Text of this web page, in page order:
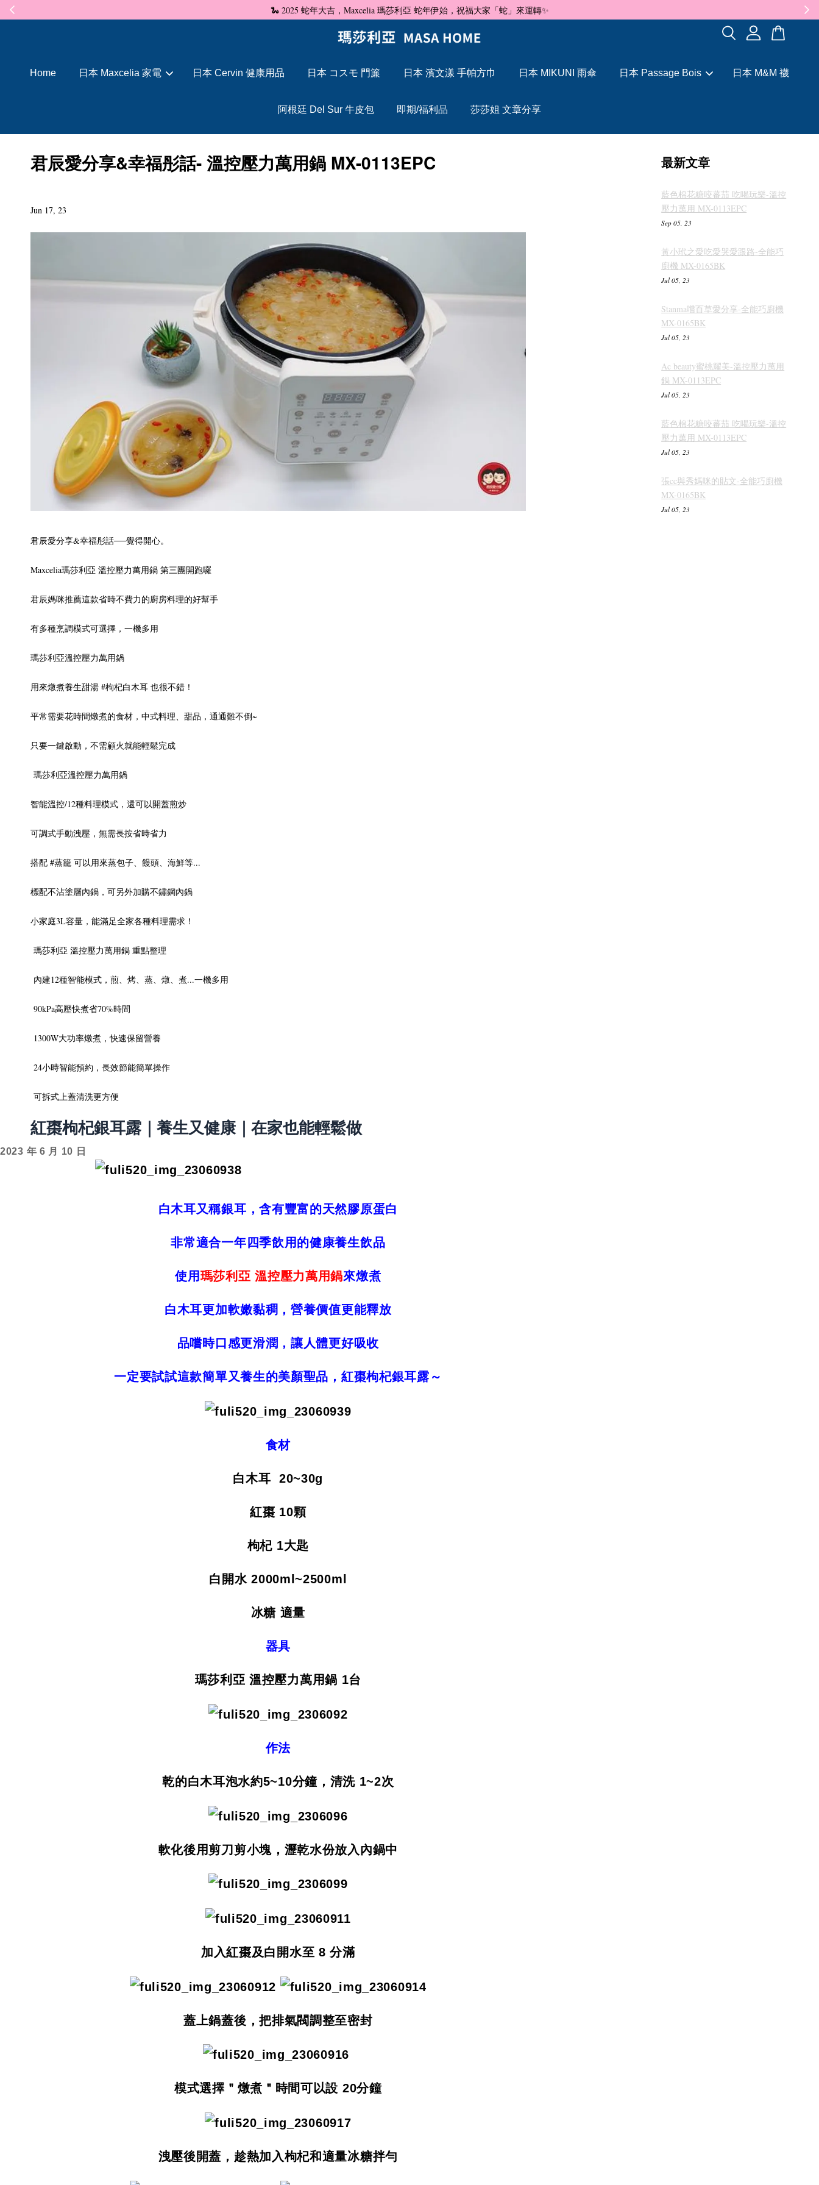
🐍 2025 蛇年大吉，Maxcelia 瑪莎利亞 蛇年伊始，祝福大家「蛇」來運轉✨
Home 日本 Maxcelia 家電 日本 Cervin 健康用品 日本 コスモ 門簾 日本 濱文漾 手帕方巾 日本 MIKUNI 雨傘 日本 Passage Bois 日本 M&M 襪
阿根廷 Del Sur 牛皮包 即期/福利品 莎莎姐 文章分享
君辰愛分享&幸福彤話- 溫控壓力萬用鍋 MX-0113EPC
Jun 17, 23
君辰愛分享&幸福彤話──覺得開心。
Maxcelia瑪莎利亞 溫控壓力萬用鍋 第三團開跑囉
君辰媽咪推薦這款省時不費力的廚房料理的好幫手
有多種烹調模式可選擇，一機多用
瑪莎利亞溫控壓力萬用鍋
用來燉煮養生甜湯 #枸杞白木耳 也很不錯！
平常需要花時間燉煮的食材，中式料理、甜品，通通難不倒~
只要一鍵啟動，不需顧火就能輕鬆完成
瑪莎利亞溫控壓力萬用鍋
智能溫控/12種料理模式，還可以開蓋煎炒
可調式手動洩壓，無需長按省時省力
搭配 #蒸籠 可以用來蒸包子、饅頭、海鮮等...
標配不沾塗層內鍋，可另外加購不鏽鋼內鍋
小家庭3L容量，能滿足全家各種料理需求！
瑪莎利亞 溫控壓力萬用鍋 重點整理
內建12種智能模式，煎、烤、蒸、燉、煮...一機多用
90kPa高壓快煮省70%時間
1300W大功率燉煮，快速保留營養
24小時智能預約，長效節能簡單操作
可拆式上蓋清洗更方便
紅棗枸杞銀耳露｜養生又健康｜在家也能輕鬆做
白木耳又稱銀耳，含有豐富的天然膠原蛋白
非常適合一年四季飲用的健康養生飲品
使用瑪莎利亞 溫控壓力萬用鍋來燉煮
白木耳更加軟嫩黏稠，營養價值更能釋放
品嚐時口感更滑潤，讓人體更好吸收
一定要試試這款簡單又養生的美顏聖品，紅棗枸杞銀耳露～
食材
白木耳 20~30g
紅棗 10顆
枸杞 1大匙
白開水 2000ml~2500ml
冰糖 適量
器具
瑪莎利亞 溫控壓力萬用鍋 1台
作法
乾的白木耳泡水約5~10分鐘，清洗 1~2次
軟化後用剪刀剪小塊，瀝乾水份放入內鍋中
加入紅棗及白開水至 8 分滿
蓋上鍋蓋後，把排氣閥調整至密封
模式選擇＂燉煮＂時間可以設 20分鐘
洩壓後開蓋，趁熱加入枸杞和適量冰糖拌勻
最新文章
藍色棉花糖咬蕃茄 吃喝玩樂-溫控
壓力萬用 MX-0113EPC
Sep 05, 23
黃小玳之愛吃愛哭愛跟路-全能巧
廚機 MX-0165BK
Jul 05, 23
Stanma嚐百草愛分享-全能巧廚機
MX-0165BK
Jul 05, 23
Ac beauty蜜桃耀美-溫控壓力萬用
鍋 MX-0113EPC
Jul 05, 23
藍色棉花糖咬蕃茄 吃喝玩樂-溫控
壓力萬用 MX-0113EPC
Jul 05, 23
張cc與秀媽咪的貼文-全能巧廚機
MX-0165BK
Jul 05, 23
您的購物車目前還是空的。